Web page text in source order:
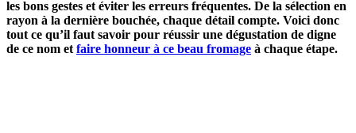
les bons gestes et éviter les erreurs fréquentes. De la sélection en
rayon à la dernière bouchée, chaque détail compte. Voici donc
tout ce qu’il faut savoir pour réussir une dégustation de digne
de ce nom et faire honneur à ce beau fromage à chaque étape.